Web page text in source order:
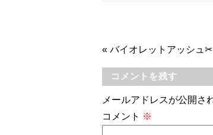
« バイオレットアッシュ✂
コメントを残す
メールアドレスが公開さ
コメント ※